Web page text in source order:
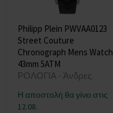
Philipp Plein PWVAA0123
Street Couture
Chronograph Mens Watch
43mm 5ATM
ΡΟΛΟΓΙΑ - Άνδρες
Η αποστολή θα γίνει στις
12.08.